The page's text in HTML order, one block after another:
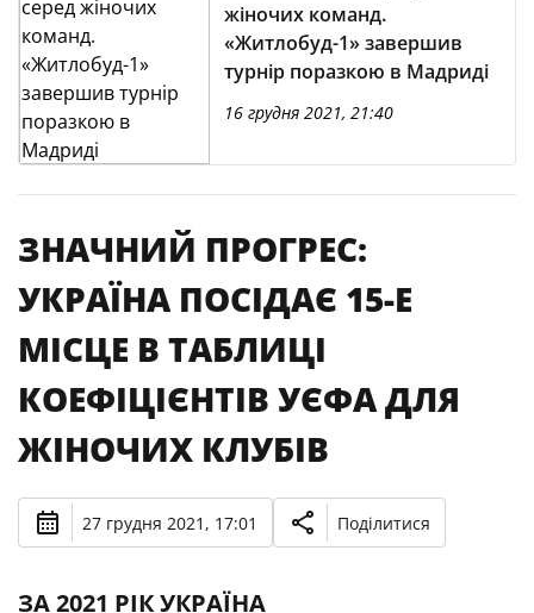
жіночих команд.
«Житлобуд-1» завершив
турнір поразкою в Мадриді
16 грудня 2021, 21:40
ЗНАЧНИЙ ПРОГРЕС:
УКРАЇНА ПОСІДАЄ 15-Е
МІСЦЕ В ТАБЛИЦІ
КОЕФІЦІЄНТІВ УЄФА ДЛЯ
ЖІНОЧИХ КЛУБІВ
27 грудня 2021, 17:01 Поділитися
ЗА 2021 РІК УКРАЇНА